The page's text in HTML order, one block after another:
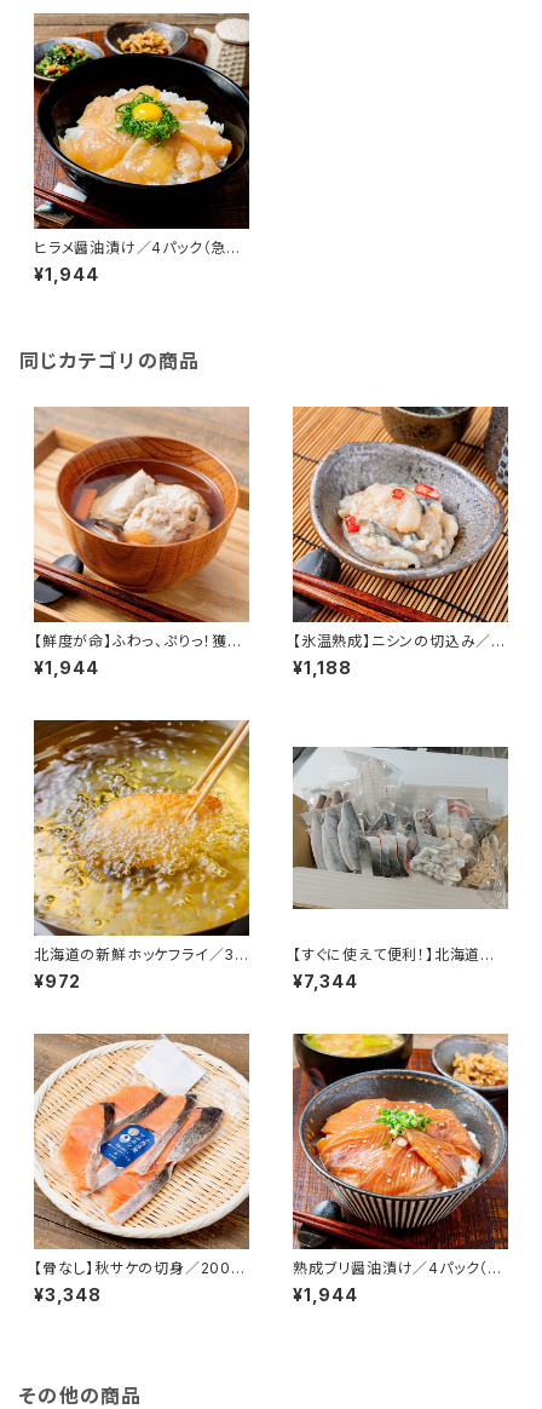
ヒラメ醤油漬け／4パック（急速
冷凍） 1パック/100ｇ前後 北海
道産 寿都産 平目 鮃 ひらめ 真
¥1,944
同じカテゴリの商品
【鮮度が命】ふわっ、ぷりっ！獲れ
たてホッケのすり身（無添加）20
0g入／4パック（3D冷凍）
¥1,944
【氷温熟成】ニシンの切込み／2
パック（3D冷凍）
¥1,188
北海道の新鮮ホッケフライ／30
0g（３Ⅾ冷凍） 真ホッケ 揚げる
だけ 北海道産 寿都産 真空パッ
お酒 ご飯 ご飯のお供 肴 ほっけ
真ほっけ フライ ほっけフライ
¥972
【すぐに使えて便利！】北海道の
海の幸詰合せ／（３Ｄ冷凍）
¥7,344
【骨なし】秋サケの切身／200g
×4パック（急速冷凍）
¥3,348
熟成ブリ醤油漬け／4パック（急
速冷凍） 1パック/110ｇ前後 北
海道産 寿都産 鰤 真空パック ぶ
¥1,944
その他の商品